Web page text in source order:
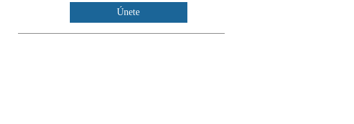
Únete